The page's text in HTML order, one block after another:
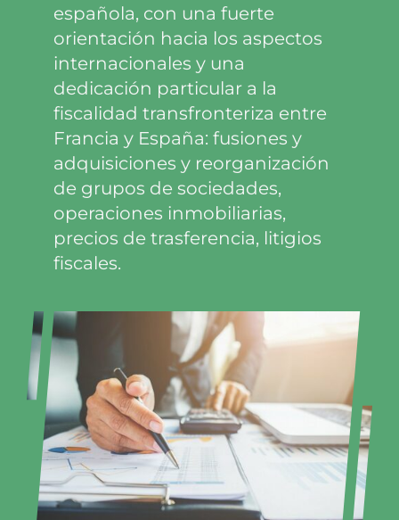
española, con una fuerte
orientación hacia los aspectos
internacionales y una
dedicación particular a la
fiscalidad transfronteriza entre
Francia y España: fusiones y
adquisiciones y reorganización
de grupos de sociedades,
operaciones inmobiliarias,
precios de trasferencia, litigios
fiscales.